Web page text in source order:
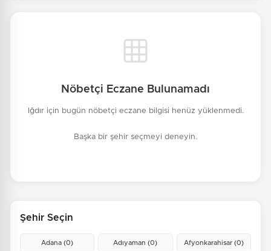
Nöbetçi Eczane Bulunamadı
Iğdır için bugün nöbetçi eczane bilgisi henüz yüklenmedi.
Başka bir şehir seçmeyi deneyin.
Şehir Seçin
Adana(0) Adıyaman(0) Afyonkarahisar (0)